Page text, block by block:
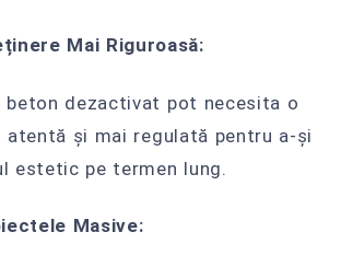
Mai Riguroasă:
beton dezactivat pot necesita o
și mai regulată pentru a-și
estetic pe termen lung.
Masive: